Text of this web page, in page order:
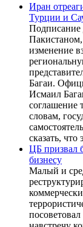
Иран
Турции и
Подписание
изменение
Багаи.
Исмаил
соглашение
словам,
сказать,
ЦБ призвал
бизнесу
Малый и